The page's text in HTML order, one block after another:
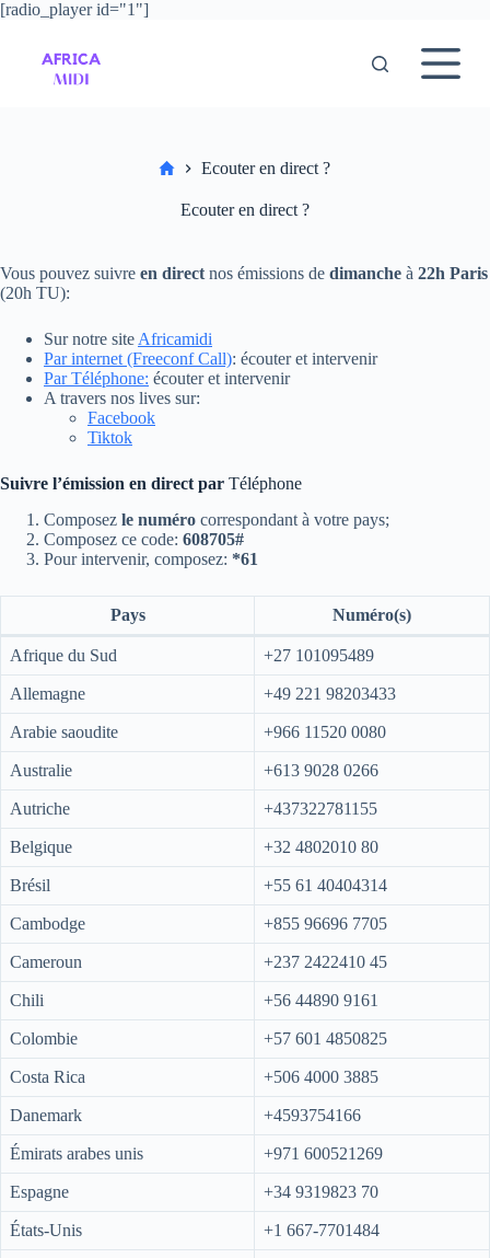
[radio_player id="1"]
P
n
u
AccueilEcouter en direct ?
Ecouter en direct ?
Vous pouvez suivre en direct nos émissions de dimanche à 22h Paris
(20h TU):
Sur notre site Africamidi
Par internet (Freeconf Call): écouter et intervenir
Par Téléphone: écouter et intervenir
A travers nos lives sur:
Facebook
Tiktok
Suivre l’émission en direct par Téléphone
Composez le numéro correspondant à votre pays;
Composez ce code: 608705#
Pour intervenir, composez: *61
Pays Numéro(s)
Afrique du Sud +27 101095489
Allemagne +49 221 98203433
Arabie saoudite +966 11520 0080
Australie +613 9028 0266
Autriche +437322781155
Belgique +32 4802010 80
Brésil +55 61 40404314
Cambodge +855 96696 7705
Cameroun +237 2422410 45
Chili +56 44890 9161
Colombie +57 601 4850825
Costa Rica +506 4000 3885
Danemark +4593754166
Émirats arabes unis +971 600521269
Espagne +34 9319823 70
États-Unis +1 667-7701484